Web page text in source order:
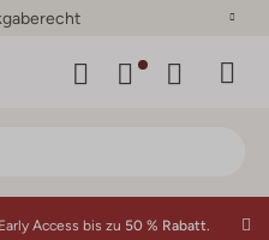
Access bis zu 50 % Rabatt.